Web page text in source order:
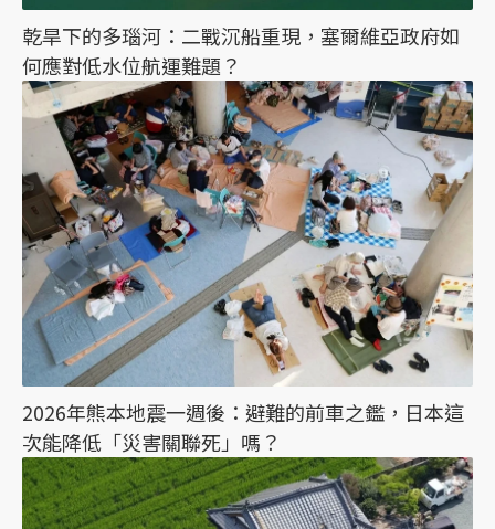
乾旱下的多瑙河：二戰沉船重現，塞爾維亞政府如
何應對低水位航運難題？
2026年熊本地震一週後：避難的前車之鑑，日本這
次能降低「災害關聯死」嗎？